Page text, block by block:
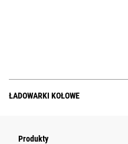
ŁADOWARKI KOŁOWE
Produkty